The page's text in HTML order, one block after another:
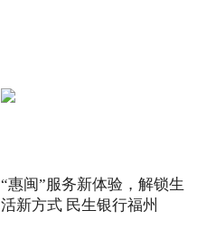
“惠闽”服务新体验，解锁生
活新方式 民生银行福州